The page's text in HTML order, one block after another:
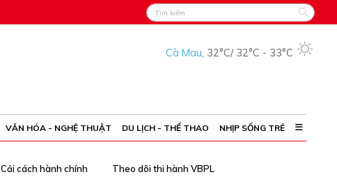
Cà Mau, 32°C/ 32°C - 33°C
VĂN HÓA - NGHỆ THUẬT DU LỊCH - THỂ THAO NHỊP SỐNG TRẺ
Cải cách hành chính Theo dõi thi hành VBPL